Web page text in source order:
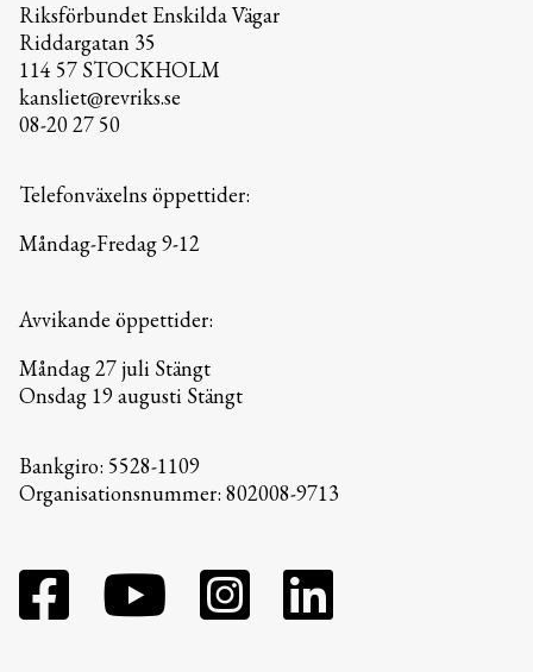
Riksförbundet Enskilda Vägar
Riddargatan 35
114 57 STOCKHOLM
kansliet@revriks.se
08-20 27 50
Telefonväxelns öppettider:
Måndag-Fredag 9-12
Avvikande öppettider:
Måndag 27 juli Stängt
Onsdag 19 augusti Stängt
Bankgiro: 5528-1109
Organisationsnummer: 802008-9713